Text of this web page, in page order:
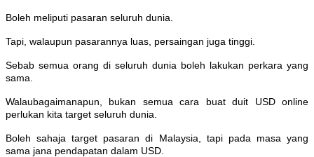
Boleh meliputi pasaran seluruh dunia.
Tapi, walaupun pasarannya luas, persaingan juga tinggi.
Sebab semua orang di seluruh dunia boleh lakukan perkara yang
sama.
Walaubagaimanapun, bukan semua cara buat duit USD online
perlukan kita target seluruh dunia.
Boleh sahaja target pasaran di Malaysia, tapi pada masa yang
sama jana pendapatan dalam USD.